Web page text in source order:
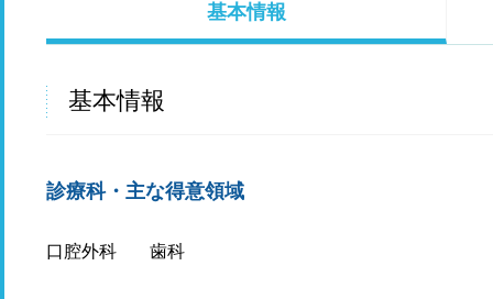
基本情報
基本情報
診療科・主な得意領域
口腔外科 歯科